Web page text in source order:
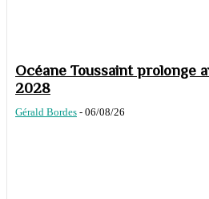
Océane Toussaint prolonge
2028
Gérald Bordes - 06/08/26